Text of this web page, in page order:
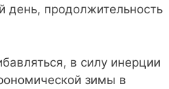
день, продолжительность
в силу инерции
зимы в